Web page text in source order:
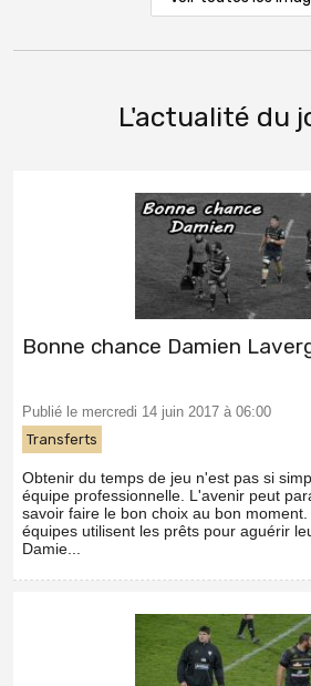
L'actualité du
Bonne chance Damien
Publié le mercredi 14 juin 2017 à 06:00
Transferts
Obtenir du temps de jeu n'est pas si
équipe professionnelle. L'avenir peut
savoir faire le bon choix au bon
équipes utilisent les prêts pour aguérir
Damie...